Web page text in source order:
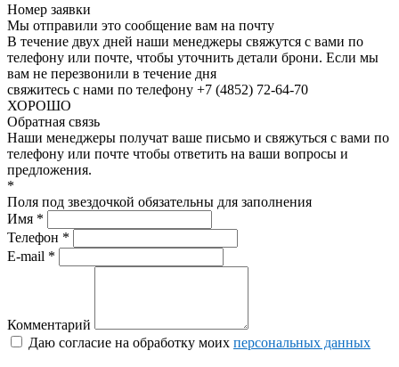
Номер заявки
Мы отправили это сообщение вам на почту
В течение двух дней наши менеджеры свяжутся с вами по
телефону или почте, чтобы уточнить детали брони. Если мы
вам не перезвонили в течение дня
свяжитесь с нами по телефону +7 (4852) 72-64-70
ХОРОШО
Обратная связь
Наши менеджеры получат ваше письмо и свяжуться с вами по
телефону или почте чтобы ответить на ваши вопросы и
предложения.
*
Поля под звездочкой обязательны для заполнения
Имя *
Телефон *
E-mail *
Комментарий
Даю согласие на обработку моих персональных данных